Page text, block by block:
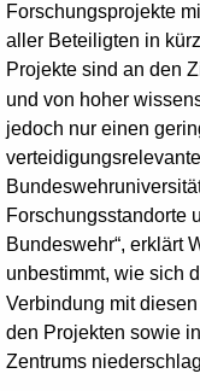
Forschungsprojekte
aller Beteiligten in
Projekte sind an den
und von hoher
jedoch nur einen
Forschungsstandorte
Bundeswehr“, erklärt
unbestimmt, wie sich
Verbindung mit
den Projekten sowie
Zentrums